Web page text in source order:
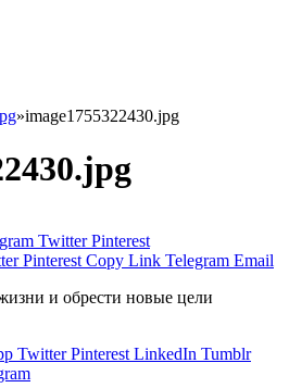
»image1755322430.jpg
Twitter Pinterest
Pinterest Copy Link Telegram Email
и обрести новые цели
Twitter Pinterest LinkedIn Tumblr